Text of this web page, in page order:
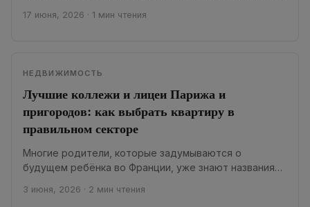
обращаться в похоронное агентство,...
17 июня, 2026 · 1 мин чтения
НЕДВИЖИМОСТЬ
Лучшие коллежи и лицеи Парижа и
пригородов: как выбрать квартиру в
правильном секторе
Многие родители, которые задумываются о
будущем ребёнка во Франции, уже знают названия
ежегодно...
3 июня, 2026 · 2 мин чтения